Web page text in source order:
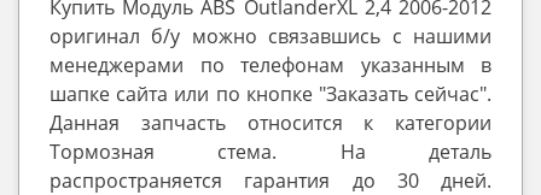
Купить Модуль ABS OutlanderXL 2,4 2006-2012
оригинал б/у можно связавшись с нашими
менеджерами по телефонам указанным в
шапке сайта или по кнопке "Заказать сейчас".
Данная запчасть относится к категории
Тормозная стема. На деталь
распространяется гарантия до 30 дней.